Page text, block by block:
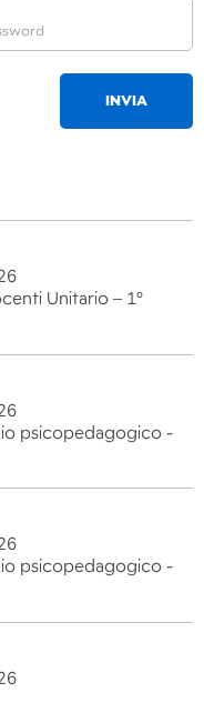
INVIA
Unitario – 1°
psicopedagogico -
psicopedagogico -